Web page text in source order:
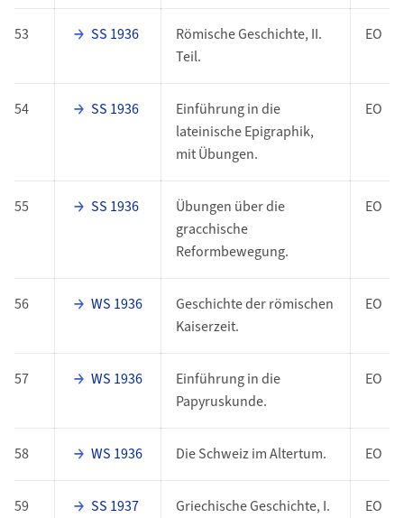
53 SS 1936
Römische Geschichte, II.
Teil.
EO
54 SS 1936
Einführung in die
lateinische Epigraphik,
mit Übungen.
EO
55 SS 1936
Übungen über die
gracchische
Reformbewegung.
EO
56 WS 1936
Geschichte der römischen
Kaiserzeit.
EO
57 WS 1936
Einführung in die
Papyruskunde.
EO
58 WS 1936 Die Schweiz im Altertum. EO
59 SS 1937
Griechische Geschichte, I.
EO